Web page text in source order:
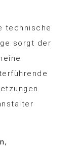
technische
sorgt der